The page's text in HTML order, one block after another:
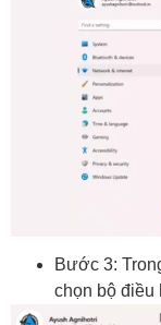
Bước 3:
chọn bộ